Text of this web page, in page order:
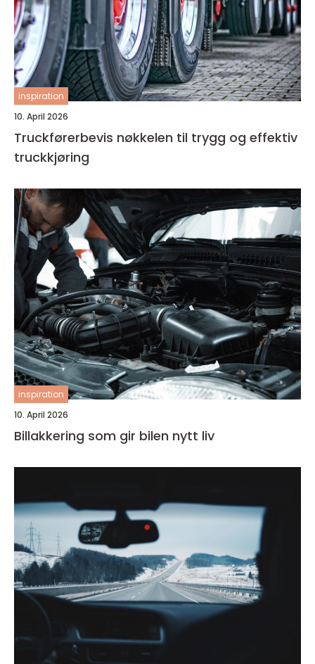
inspiration
10. April 2026
Truckførerbevis nøkkelen til trygg og effektiv
truckkjøring
inspiration
10. April 2026
Billakkering som gir bilen nytt liv